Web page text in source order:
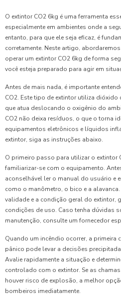
O extintor CO2 6kg é uma ferramenta
especialmente em ambientes onde a
entanto, para que ele seja eficaz, é
corretamente. Neste artigo,
operar um extintor CO2 6kg de forma
você esteja preparado para agir em
Antes de mais nada, é importante
CO2. Este tipo de extintor utiliza
que atua deslocando o oxigênio do
CO2 não deixa resíduos, o que o torna
equipamentos eletrônicos e líquidos
extintor, siga as instruções abaixo.
O primeiro passo para utilizar o extintor
familiarizar-se com o equipamento.
aconselhável ler o manual do usuário e
como o manômetro, o bico e a
validade e a condição geral do extintor,
condições de uso. Caso tenha dúvidas
manutenção, consulte um fornecedor
Quando um incêndio ocorrer, a primeira
pânico pode levar a decisões
Avalie rapidamente a situação e
controlado com o extintor. Se as
houver risco de explosão, a melhor
bombeiros imediatamente.